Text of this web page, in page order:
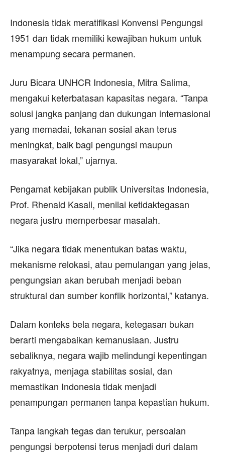
Indonesia tidak meratifikasi Konvensi Pengungsi
1951 dan tidak memiliki kewajiban hukum untuk
menampung secara permanen.
Juru Bicara UNHCR Indonesia, Mitra Salima,
mengakui keterbatasan kapasitas negara. “Tanpa
solusi jangka panjang dan dukungan internasional
yang memadai, tekanan sosial akan terus
meningkat, baik bagi pengungsi maupun
masyarakat lokal,” ujarnya.
Pengamat kebijakan publik Universitas Indonesia,
Prof. Rhenald Kasali, menilai ketidaktegasan
negara justru memperbesar masalah.
“Jika negara tidak menentukan batas waktu,
mekanisme relokasi, atau pemulangan yang jelas,
pengungsian akan berubah menjadi beban
struktural dan sumber konflik horizontal,” katanya.
Dalam konteks bela negara, ketegasan bukan
berarti mengabaikan kemanusiaan. Justru
sebaliknya, negara wajib melindungi kepentingan
rakyatnya, menjaga stabilitas sosial, dan
memastikan Indonesia tidak menjadi
penampungan permanen tanpa kepastian hukum.
Tanpa langkah tegas dan terukur, persoalan
pengungsi berpotensi terus menjadi duri dalam